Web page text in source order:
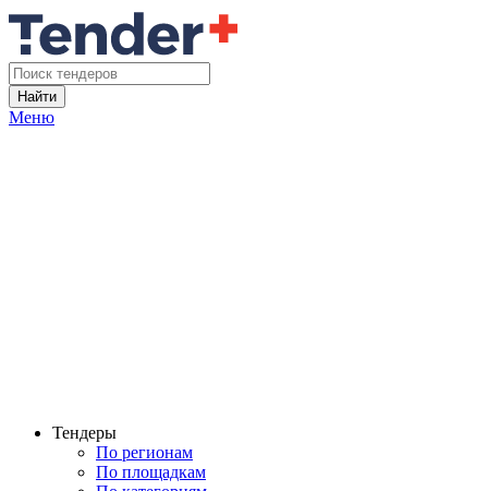
Найти
Меню
Тендеры
По регионам
По площадкам